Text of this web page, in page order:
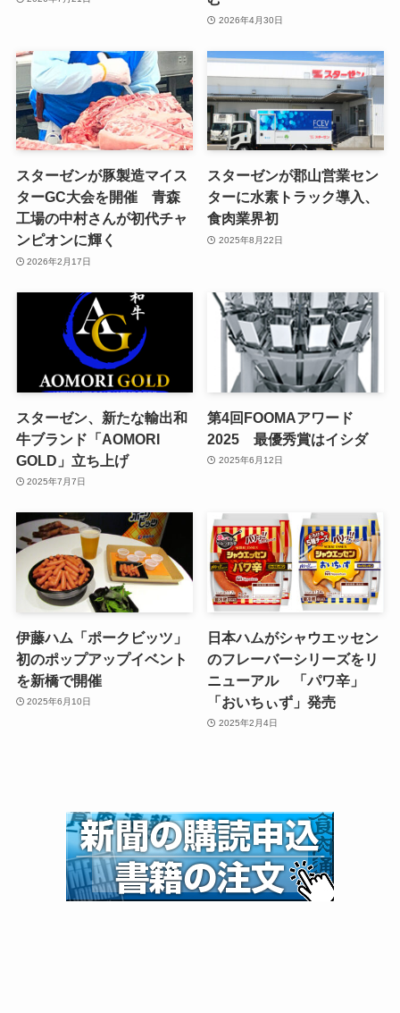
2026年4月30日
スターゼンが豚製造マイス
ターGC大会を開催 青森
工場の中村さんが初代チャ
ンピオンに輝く
2026年2月17日
スターゼンが郡山営業セン
ターに水素トラック導入、
食肉業界初
2025年8月22日
スターゼン、新たな輸出和
牛ブランド「AOMORI
GOLD」立ち上げ
2025年7月7日
第4回FOOMAアワード
2025 最優秀賞はイシダ
2025年6月12日
伊藤ハム「ポークビッツ」
初のポップアップイベント
を新橋で開催
2025年6月10日
日本ハムがシャウエッセン
のフレーバーシリーズをリ
ニューアル 「パワ辛」
「おいちぃず」発売
2025年2月4日